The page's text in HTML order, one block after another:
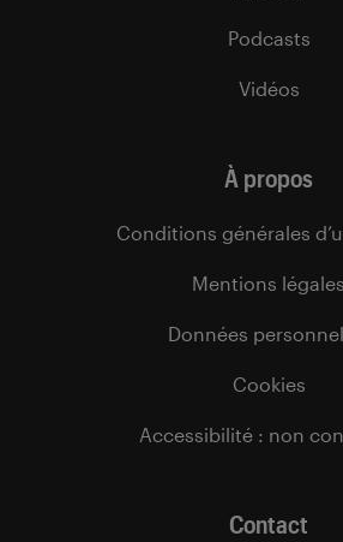
Podcasts
Vidéos
À propos
Conditions générales
Mentions légales
Données
Cookies
Accessibilité : non
Contact